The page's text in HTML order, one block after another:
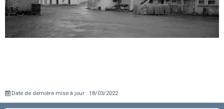
Date de dernière mise à jour : 18/03/2022